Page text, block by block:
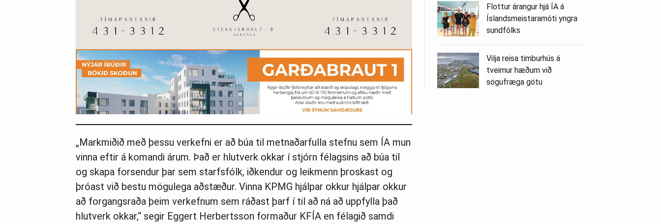
„Markmiðið með þessu verkefni er að búa til metnaðarfulla stefnu sem ÍA mun
vinna eftir á komandi árum. Það er hlutverk okkar í stjórn félagsins að búa til
og skapa forsendur þar sem starfsfólk, iðkendur og leikmenn þroskast og
þróast við bestu mögulega aðstæður. Vinna KPMG hjálpar okkur hjálpar okkur
að forgangsraða þeim verkefnum sem ráðast þarf í til að ná að uppfylla það
hlutverk okkar,“ segir Eggert Herbertsson formaður KFÍA en félagið samdi
Flottur árangur hjá ÍA á
Íslandsmeistaramóti yngra
sundfólks
Vilja reisa timburhús á
tveimur hæðum við
sögufræga götu